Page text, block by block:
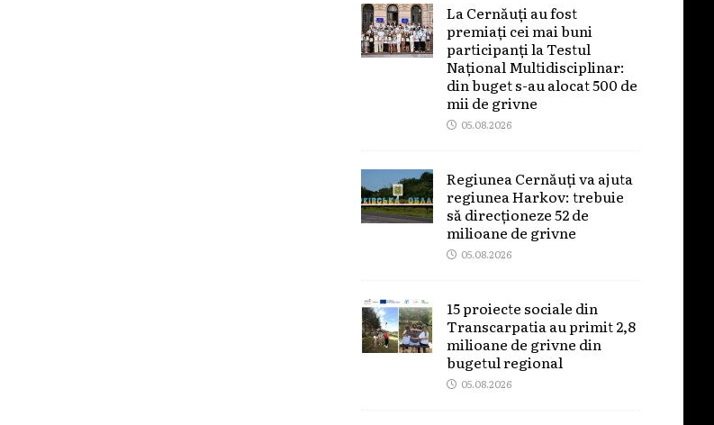
La Cernăuți au fost
premiați cei mai buni
participanți la Testul
Național Multidisciplinar:
din buget s-au alocat 500 de
mii de grivne
05.08.2026
Regiunea Cernăuți va ajuta
regiunea Harkov: trebuie
să direcționeze 52 de
milioane de grivne
05.08.2026
15 proiecte sociale din
Transcarpatia au primit 2,8
milioane de grivne din
bugetul regional
05.08.2026